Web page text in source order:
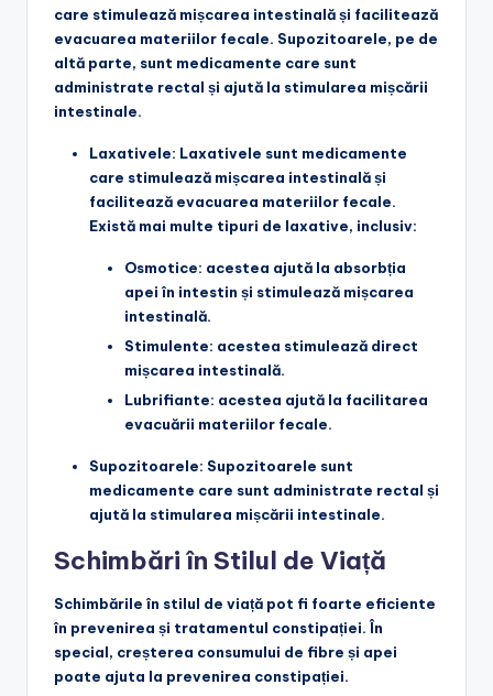
care stimulează mișcarea intestinală și facilitează
evacuarea materiilor fecale. Supozitoarele, pe de
altă parte, sunt medicamente care sunt
administrate rectal și ajută la stimularea mișcării
intestinale.
Laxativele: Laxativele sunt medicamente
care stimulează mișcarea intestinală și
facilitează evacuarea materiilor fecale.
Există mai multe tipuri de laxative, inclusiv:
Osmotice: acestea ajută la absorbția
apei în intestin și stimulează mișcarea
intestinală.
Stimulente: acestea stimulează direct
mișcarea intestinală.
Lubrifiante: acestea ajută la facilitarea
evacuării materiilor fecale.
Supozitoarele: Supozitoarele sunt
medicamente care sunt administrate rectal și
ajută la stimularea mișcării intestinale.
Schimbări în Stilul de Viață
Schimbările în stilul de viață pot fi foarte eficiente
în prevenirea și tratamentul constipației. În
special, creșterea consumului de fibre și apei
poate ajuta la prevenirea constipației.